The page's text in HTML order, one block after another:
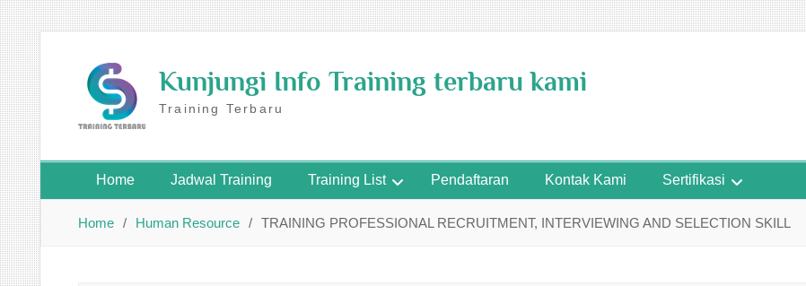
Skip
to
content
Kunjungi Info Training terbaru kami
Training Terbaru
Home Jadwal Training Training List Pendaftaran Kontak Kami Sertifikasi
Home Human Resource TRAINING PROFESSIONAL RECRUITMENT, INTERVIEWING AND SELECTION SKILL